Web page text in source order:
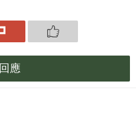
回應